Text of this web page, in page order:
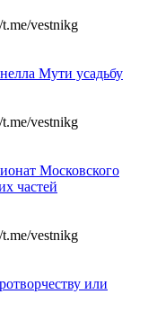
vestnikg
Мути усадьбу
vestnikg
Московского
частей
vestnikg
или